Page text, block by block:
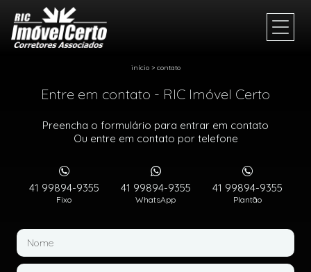
início> contato
Entre em contato - RIC Imóvel Certo
Preencha o formulário para entrar em contato
Ou entre em contato por telefone
41 99894-9355
Fixo
41 99894-9355
WhatsApp
41 99894-9355
Plantão